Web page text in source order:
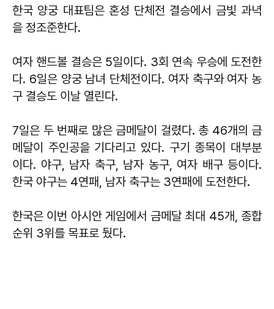
한국 양궁 대표팀은 혼성 단체전 결승에서 금빛 과녁
을 정조준한다.
여자 핸드볼 결승은 5일이다. 3회 연속 우승에 도전한
다. 6일은 양궁 남녀 단체전이다. 여자 축구와 여자 농
구 결승도 이날 열린다.
7일은 두 번째로 많은 금메달이 걸렸다. 총 46개의 금
메달이 주인공을 기다리고 있다. 구기 종목이 대부분
이다. 야구, 남자 축구, 남자 농구, 여자 배구 등이다.
한국 야구는 4연패, 남자 축구는 3연패에 도전한다.
한국은 이번 아시안 게임에서 금메달 최대 45개, 종합
순위 3위를 목표로 뒀다.